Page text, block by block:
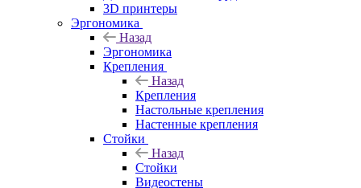
3D принтеры
Эргономика
Назад
Эргономика
Крепления
Назад
Крепления
Настольные крепления
Настенные крепления
Стойки
Назад
Стойки
Видеостены